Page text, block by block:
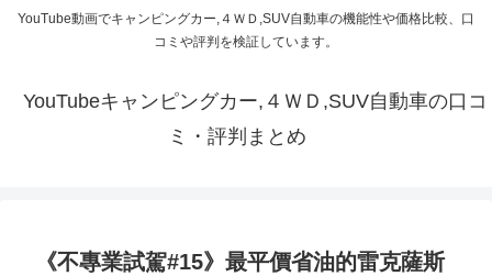
YouTube動画でキャンピングカー,４ＷＤ,SUV自動車の機能性や価格比較、口
コミや評判を検証しています。
YouTubeキャンピングカー,４ＷＤ,SUV自動車の口コ
ミ・評判まとめ
《不專業試駕#15》最平價省油的雷克薩斯